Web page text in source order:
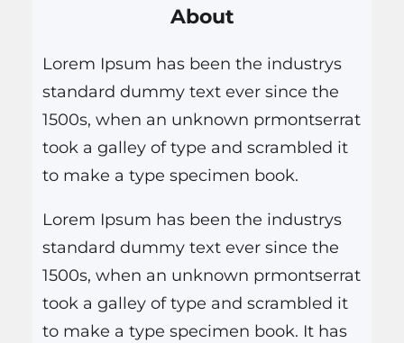
de janeiro…
s
a
r
About
Lorem Ipsum has been the industrys
standard dummy text ever since the
1500s, when an unknown prmontserrat
took a galley of type and scrambled it
to make a type specimen book.
Lorem Ipsum has been the industrys
standard dummy text ever since the
1500s, when an unknown prmontserrat
took a galley of type and scrambled it
to make a type specimen book. It has